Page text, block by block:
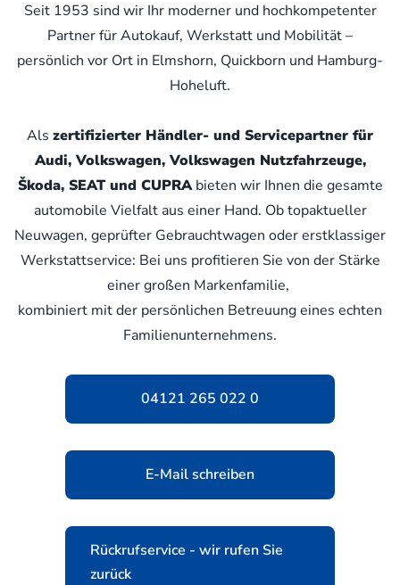
Seit 1953 sind wir Ihr moderner und hochkompetenter
Partner für Autokauf, Werkstatt und Mobilität –
persönlich vor Ort in Elmshorn, Quickborn und Hamburg-
Hoheluft.
Als zertifizierter Händler- und Servicepartner für
Audi, Volkswagen, Volkswagen Nutzfahrzeuge,
Škoda, SEAT und CUPRAbieten wir Ihnen die gesamte
automobile Vielfalt aus einer Hand. Ob topaktueller
Neuwagen, geprüfter Gebrauchtwagen oder erstklassiger
Werkstattservice: Bei uns profitieren Sie von der Stärke
einer großen Markenfamilie,
kombiniert mit der persönlichen Betreuung eines echten
Familienunternehmens.
04121 265 022 0
E-Mail schreiben
Rückrufservice - wir rufen Sie
zurück